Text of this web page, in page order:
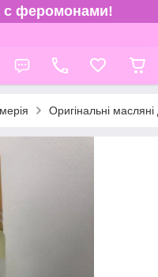
феромонами!
Оригінальні